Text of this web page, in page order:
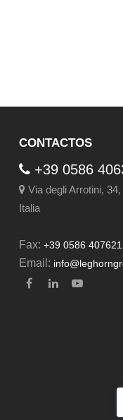
CONTACTOS
+39 0586
Via degli Arrotini,
Italia
Fax: +39 0586 407621
Email:
Facebook
LinkedInYouTube